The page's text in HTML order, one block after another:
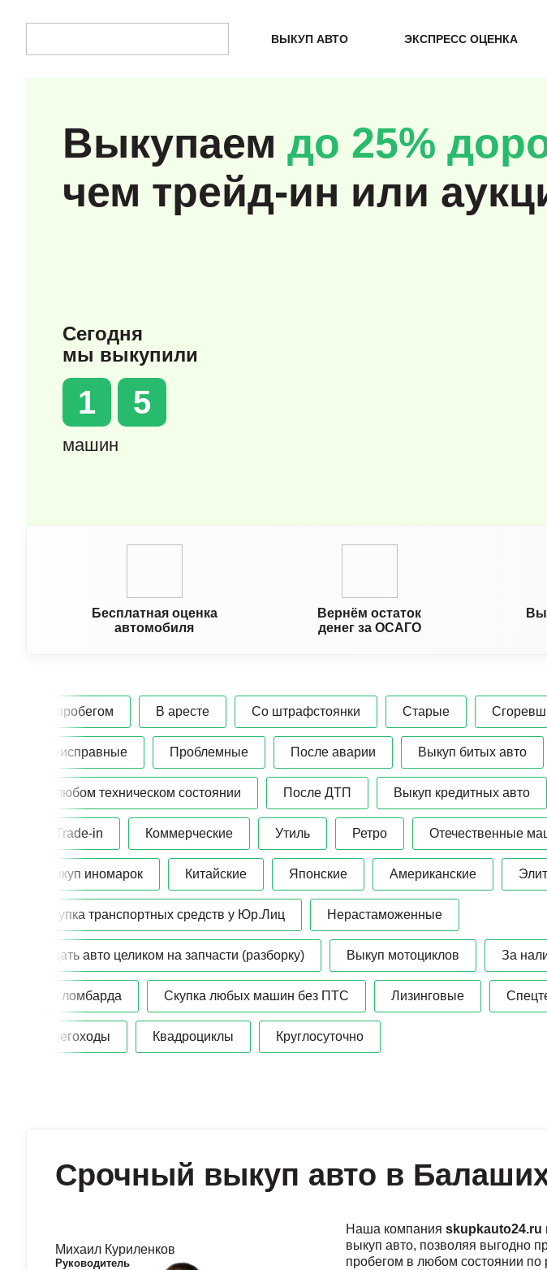
ВЫКУП АВТО ЭКСПРЕСС ОЦЕНКА
Выкупаем до 25%
чем трейд-ин или
Сегодня
мы выкупили
1 5
машин
Бесплатная оценка
автомобиля
Вернём остаток
денег за ОСАГО
С пробегом В аресте Со штрафстоянки Старые
Неисправные Проблемные После аварии Выкуп битых авто
В любом техническом состоянии После ДТП Выкуп кредитных авто
В Trade-in Коммерческие Утиль Ретро Отечественные
Выкуп иномарок Китайские Японские Американские
Скупка транспортных средств у Юр.Лиц Нерастаможенные
Сдать авто целиком на запчасти (разборку) Выкуп мотоциклов За
Из ломбарда Скупка любых машин без ПТС Лизинговые
Снегоходы Квадроциклы Круглосуточно
Срочный выкуп авто в
Михаил Куриленков
Руководитель
Наша компания skupkauto24.ru
выкуп авто, позволяя выгодно
пробегом в любом состоянии по